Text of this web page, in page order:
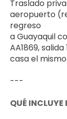
Traslado
aeropuerto
regreso
a Guayaquil
AA1869,
casa el
---
QUÉ INCLUYE